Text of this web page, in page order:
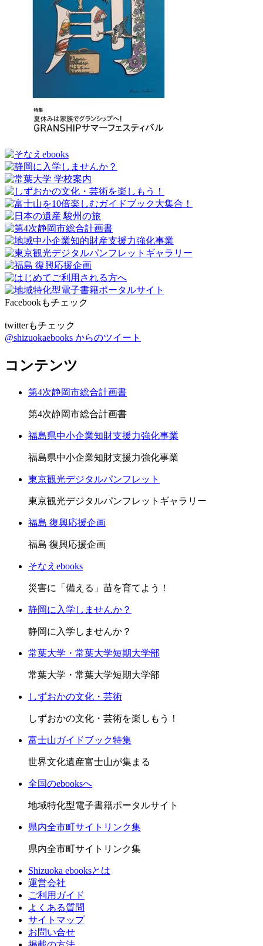
Facebookもチェック
twitterもチェック
@shizuokaebooks からのツイート
コンテンツ
第4次静岡市総合計画書
第4次静岡市総合計画書
福島県中小企業知財支援力強化事業
福島県中小企業知財支援力強化事業
東京観光デジタルパンフレット
東京観光デジタルパンフレットギャラリー
福島 復興応援企画
福島 復興応援企画
そなえebooks
災害に「備える」苗を育てよう！
静岡に入学しませんか？
静岡に入学しませんか？
常葉大学・常葉大学短期大学部
常葉大学・常葉大学短期大学部
しずおかの文化・芸術
しずおかの文化・芸術を楽しもう！
富士山ガイドブック特集
世界文化遺産富士山が集まる
全国のebooksへ
地域特化型電子書籍ポータルサイト
県内全市町サイトリンク集
県内全市町サイトリンク集
Shizuoka ebooksとは
運営会社
ご利用ガイド
よくある質問
サイトマップ
お問い合せ